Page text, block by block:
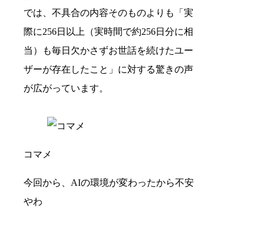
では、不具合の内容そのものよりも「実
際に256日以上（実時間で約256日分に相
当）も毎日欠かさずお世話を続けたユー
ザーが存在したこと」に対する驚きの声
が広がっています。
コマメ
今回から、AIの環境が変わったから不安
やわ